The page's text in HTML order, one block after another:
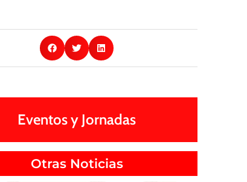
Eventos y Jornadas
Otras Noticias